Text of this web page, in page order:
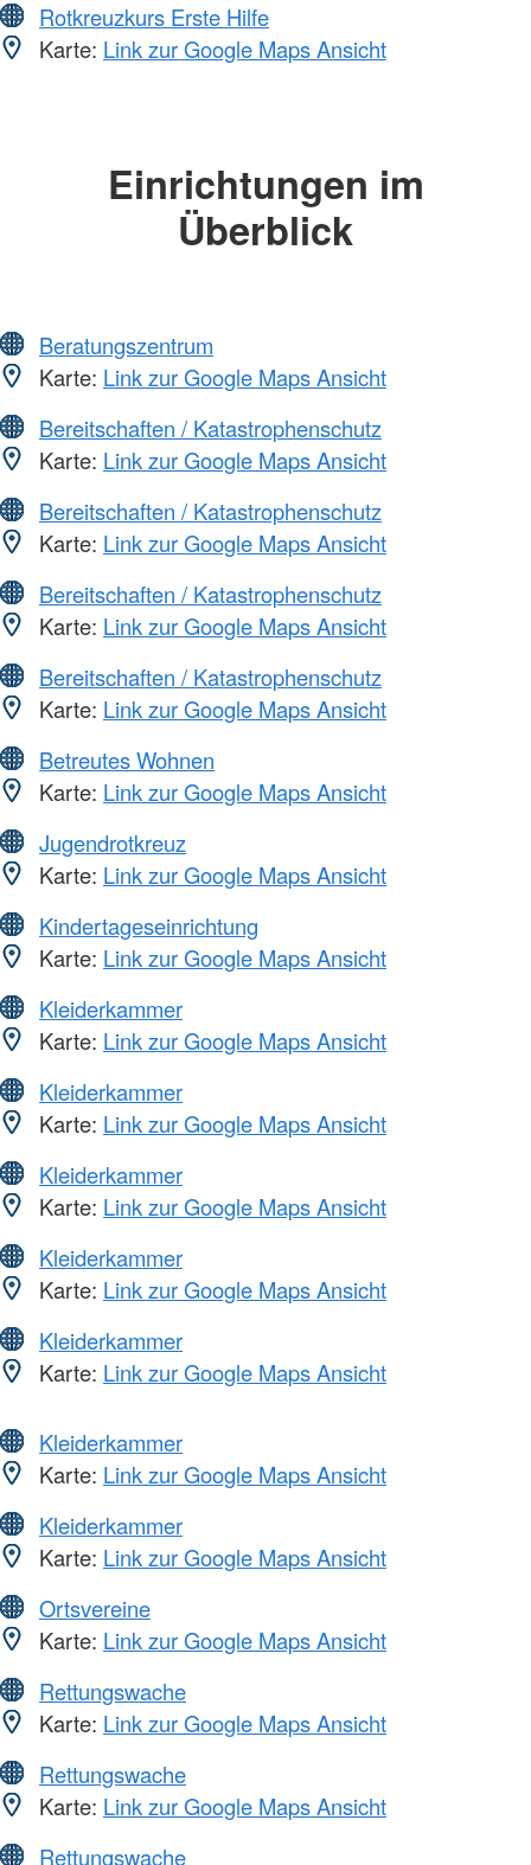
Rotkreuzkurs Erste Hilfe
Karte: Link zur Google Maps Ansicht
Einrichtungen im
Überblick
Beratungszentrum
Karte: Link zur Google Maps Ansicht
Bereitschaften / Katastrophenschutz
Karte: Link zur Google Maps Ansicht
Bereitschaften / Katastrophenschutz
Karte: Link zur Google Maps Ansicht
Bereitschaften / Katastrophenschutz
Karte: Link zur Google Maps Ansicht
Bereitschaften / Katastrophenschutz
Karte: Link zur Google Maps Ansicht
Betreutes Wohnen
Karte: Link zur Google Maps Ansicht
Jugendrotkreuz
Karte: Link zur Google Maps Ansicht
Kindertageseinrichtung
Karte: Link zur Google Maps Ansicht
Kleiderkammer
Karte: Link zur Google Maps Ansicht
Kleiderkammer
Karte: Link zur Google Maps Ansicht
Kleiderkammer
Karte: Link zur Google Maps Ansicht
Kleiderkammer
Karte: Link zur Google Maps Ansicht
Kleiderkammer
Karte: Link zur Google Maps Ansicht
Kleiderkammer
Karte: Link zur Google Maps Ansicht
Kleiderkammer
Karte: Link zur Google Maps Ansicht
Ortsvereine
Karte: Link zur Google Maps Ansicht
Rettungswache
Karte: Link zur Google Maps Ansicht
Rettungswache
Karte: Link zur Google Maps Ansicht
Rettungswache